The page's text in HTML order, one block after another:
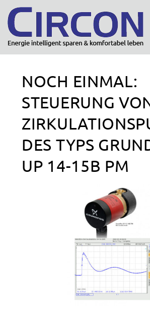
to
content
NOCH EINMAL:
STEUERUNG
DES TYPS
UP 14-15B PM